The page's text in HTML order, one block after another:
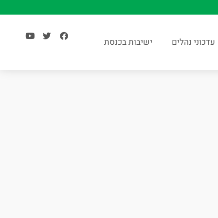
עדכוני נהלים ישיבות בכנסת